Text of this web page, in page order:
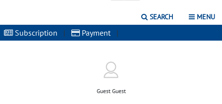
SEARCH MENU
Subscription | Payment |
Guest Guest